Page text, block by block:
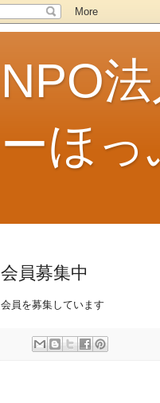
NPO
ーほっ
会員募集中
会員を募集しています